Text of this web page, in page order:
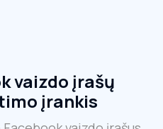
vaizdo įrašų
įrankis